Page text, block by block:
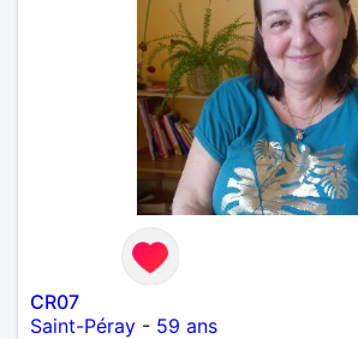
CR07
Saint-Péray - 59 ans